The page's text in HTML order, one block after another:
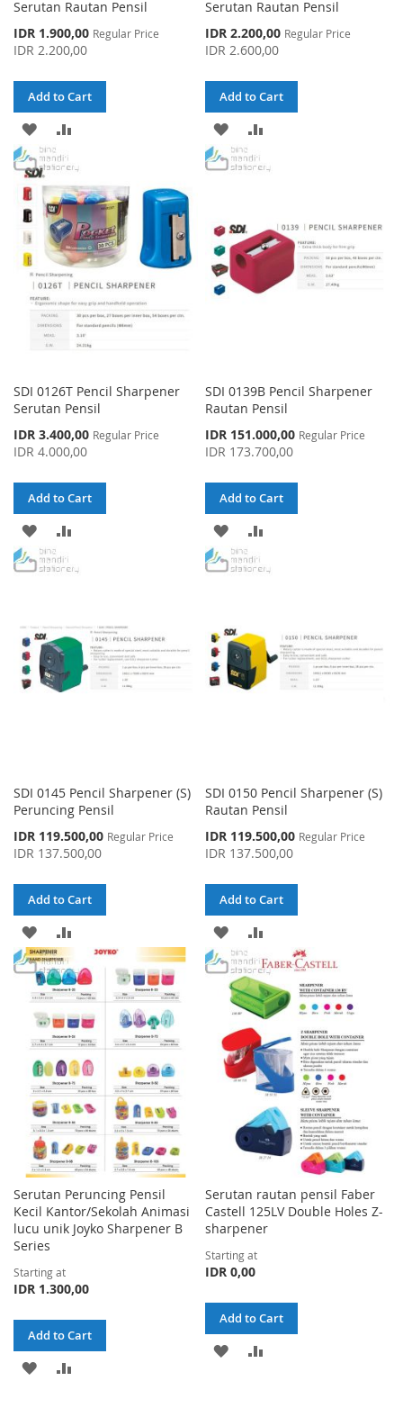
Serutan Rautan Pensil
Special
Price
IDR 1.900,00 Regular Price
IDR 2.200,00
Add to Cart
ADD
TO
WISH
LIST
COMPARE
Serutan Rautan Pensil
Special
Price
IDR 2.200,00 Regular Price
IDR 2.600,00
Add to Cart
ADD
TO
LIST
SDI 0126T Pencil Sharpener
Serutan Pensil
Special
Price
IDR 3.400,00 Regular Price
IDR 4.000,00
Add to Cart
ADD
TO
LIST
SDI 0139B Pencil Sharpener
Rautan Pensil
Special
Price
IDR 151.000,00 Regular Price
IDR 173.700,00
Add to Cart
ADD
TO
SDI 0145 Pencil Sharpener (S)
Peruncing Pensil
Special
Price
IDR 119.500,00 Regular Price
IDR 137.500,00
Add to Cart
ADD
TO
WISH
LIST
COMPARE
SDI 0150 Pencil Sharpener (S)
Rautan Pensil
Special
Price
IDR 119.500,00 Regular Price
IDR 137.500,00
Add to Cart
ADD
TO
WISH
LIST
TO
COMPARE
Serutan Peruncing Pensil
Kecil Kantor/Sekolah Animasi
lucu unik Joyko Sharpener B
Series
Starting at
IDR 1.300,00
Add to Cart
ADD
Serutan rautan pensil Faber
Castell 125LV Double Holes Z-
sharpener
Starting at
IDR 0,00
Add to Cart
ADD